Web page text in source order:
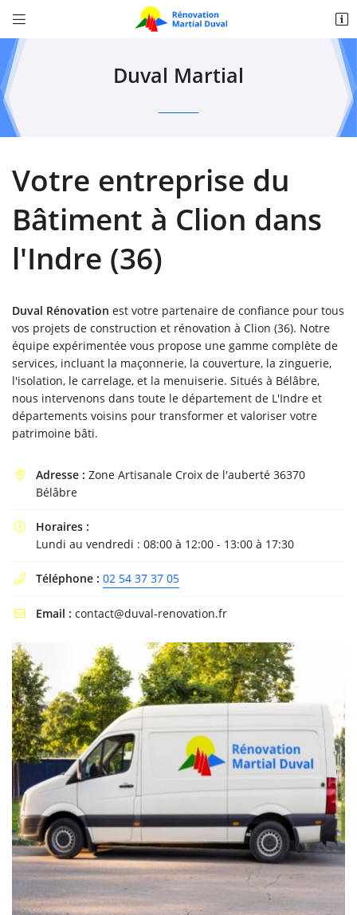
 
Zone Artisanale Croix de l'auberté,
 Adresse email de réception
Rafraîchir le captcha
En cochant cette case, vous consentez à recevoir nos propositions commerciales à
Duval Martial
Votre entreprise du
Bâtiment à Clion dans
l'Indre (36)
Duval Rénovation est votre partenaire de confiance pour tous
vos projets de construction et rénovation à Clion (36). Notre
équipe expérimentée vous propose une gamme complète de
services, incluant la maçonnerie, la couverture, la zinguerie,
l'isolation, le carrelage, et la menuiserie. Situés à Bélâbre,
nous intervenons dans toute le département de L'Indre et
départements voisins pour transformer et valoriser votre
patrimoine bâti.
 Adresse : Zone Artisanale Croix de l'auberté 36370
Bélâbre

Horaires :
Lundi au vendredi : 08:00 à 12:00 - 13:00 à 17:30
 Téléphone : 02 54 37 37 05
 Email : contact@duval-renovation.fr